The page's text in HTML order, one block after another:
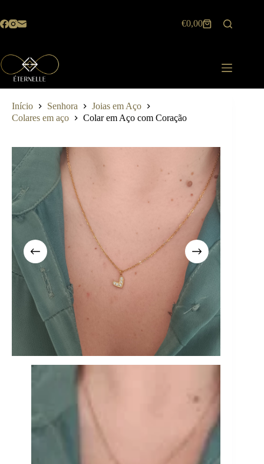
o
Carrinho
€0,00
Início Senhora
Joias em Aço
Colares em aço
Colar em Aço com Coração